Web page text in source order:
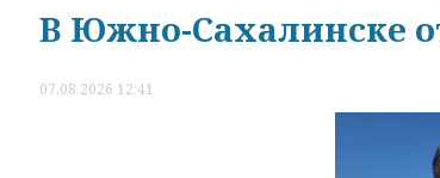
В Южно-Сахалинске
07.08.2026 12:41